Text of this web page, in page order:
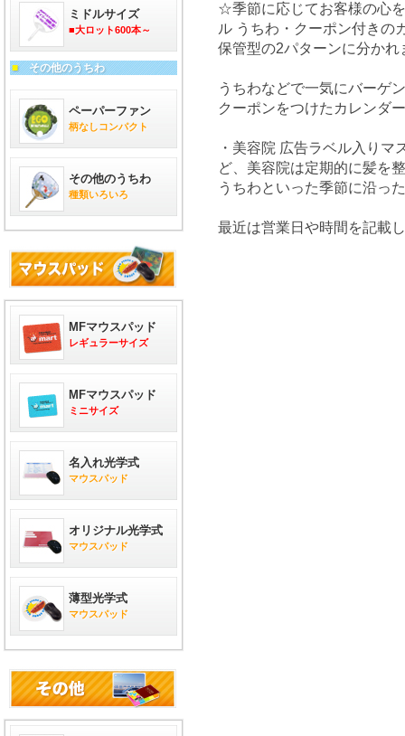
☆季節に応じてお客様の心
ル うちわ・クーポン付き
保管型の2パターンに分かれ
うちわなどで一気にバーゲ
クーポンをつけたカレンダ
・美容院 広告ラベル入り
ど、美容院は定期的に髪を
うちわといった季節に沿っ
最近は営業日や時間を記載
ミドルサイズ
■大ロット600本～
■その他のうちわ
ペーパーファン
柄なしコンパクト
その他のうちわ
種類いろいろ
MFマウスパッド
レギュラーサイズ
MFマウスパッド
ミニサイズ
名入れ光学式
マウスパッド
オリジナル光学式
マウスパッド
薄型光学式
マウスパッド